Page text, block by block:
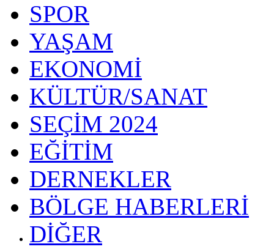
SPOR
YAŞAM
EKONOMİ
KÜLTÜR/SANAT
SEÇİM 2024
EĞİTİM
DERNEKLER
BÖLGE HABERLERİ
DİĞER